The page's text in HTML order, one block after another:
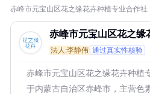
赤峰市元宝山区花之缘花卉种植专业合作社
赤峰市元宝山区花之缘
专业合作社
法人:李静伟 通过真实性核验
赤峰市元宝山区花之缘花卉种植
于内蒙古自治区赤峰市，主营色